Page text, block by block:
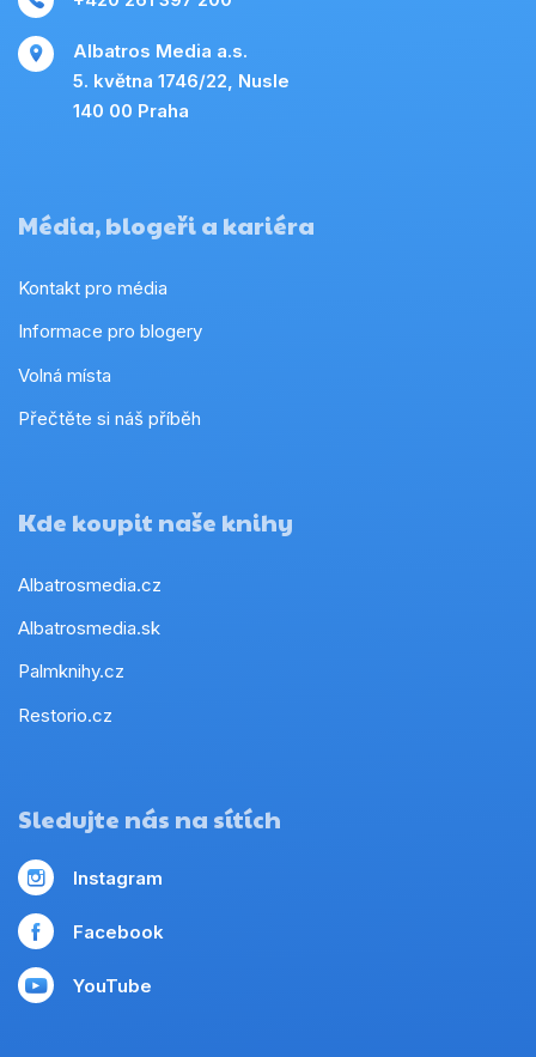
Albatros Media a.s.
5. května 1746/22, Nusle
140 00 Praha
Média, blogeři a kariéra
Kontakt pro média
Informace pro blogery
Volná místa
Přečtěte si náš příběh
Kde koupit naše knihy
Albatrosmedia.cz
Albatrosmedia.sk
Palmknihy.cz
Restorio.cz
Sledujte nás na sítích
Instagram
Facebook
YouTube